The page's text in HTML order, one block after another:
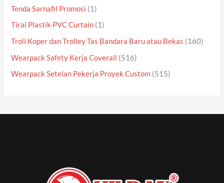
Tenda Sarnafil Promosi (1)
Tirai Plastik PVC Curtain (1)
Troli Koper dan Trolley Tas Bandara Baru atau Bekas (160)
Wearpack Safety Kerja Coverall (516)
Wearpack Setelan Pekerja Proyek Custom (515)